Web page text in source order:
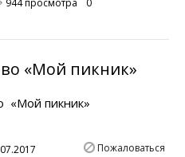
0
«Мой пикник»
«Мой пикник»
Пожаловаться